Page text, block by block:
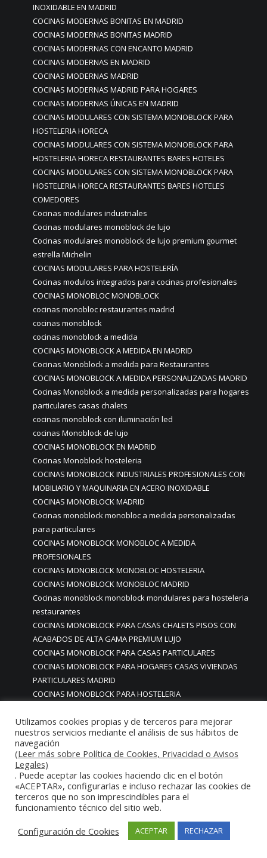
INOXIDABLE EN MADRID
COCINAS MODERNAS BONITAS EN MADRID
COCINAS MODERNAS BONITAS MADRID
COCINAS MODERNAS CON ENCANTO MADRID
COCINAS MODERNAS EN MADRID
COCINAS MODERNAS MADRID
COCINAS MODERNAS MADRID PARA HOGARES
COCINAS MODERNAS ÚNICAS EN MADRID
COCINAS MODULARES CON SISTEMA MONOBLOCK PARA
HOSTELERIA HORECA
COCINAS MODULARES CON SISTEMA MONOBLOCK PARA
HOSTELERIA HORECA RESTAURANTES BARES HOTELES
COCINAS MODULARES CON SISTEMA MONOBLOCK PARA
HOSTELERIA HORECA RESTAURANTES BARES HOTELES
COMEDORES
Cocinas modulares industriales
Cocinas modulares monoblock de lujo
Cocinas modulares monoblock de lujo premium gourmet
estrella Michelin
COCINAS MODULARES PARA HOSTELERÍA
Cocinas modulos integrados para cocinas profesionales
COCINAS MONOBLOC MONOBLOCK
cocinas monobloc restaurantes madrid
cocinas monoblock
cocinas monoblock a medida
COCINAS MONOBLOCK A MEDIDA EN MADRID
Cocinas Monoblock a medida para Restaurantes
COCINAS MONOBLOCK A MEDIDA PERSONALIZADAS MADRID
Cocinas Monoblock a medida personalizadas para hogares
particulares casas chalets
cocinas monoblock con iluminación led
cocinas Monoblock de lujo
COCINAS MONOBLOCK EN MADRID
Cocinas Monoblock hosteleria
COCINAS MONOBLOCK INDUSTRIALES PROFESIONALES CON
MOBILIARIO Y MAQUINARIA EN ACERO INOXIDABLE
COCINAS MONOBLOCK MADRID
Cocinas monoblock monobloc a medida personalizadas
para particulares
COCINAS MONOBLOCK MONOBLOC A MEDIDA
PROFESIONALES
COCINAS MONOBLOCK MONOBLOC HOSTELERIA
COCINAS MONOBLOCK MONOBLOC MADRID
Cocinas monoblock monoblock mondulares para hosteleria
restaurantes
COCINAS MONOBLOCK PARA CASAS CHALETS PISOS CON
ACABADOS DE ALTA GAMA PREMIUM LUJO
COCINAS MONOBLOCK PARA CASAS PARTICULARES
COCINAS MONOBLOCK PARA HOGARES CASAS VIVIENDAS
PARTICULARES MADRID
COCINAS MONOBLOCK PARA HOSTELERIA
Cocinas monoblock personalizadas a medida
COCINAS MONOBLOCK PROFESIONALES A MEDIDA
PERSONALIZADAS MADRID
COCINAS MONOBLOCK Y BARRAS A MEDIDA RESTAURANTES
MADRIDD
Cocinas para chef amateur
COCINAS PARA COMEDORES EMPRESAS
COCINAS PARA FOODTRUCKS FOOD TRUCK
Utilizamos cookies propias y de terceros para mejorar
nuestros servicios mediante el análisis de sus hábitos de
navegación
(Leer más sobre Política de Cookies, Privacidad o Avisos
Legales)
. Puede aceptar las cookies haciendo clic en el botón
«ACEPTAR», configurarlas e incluso rechazar las cookies de
terceros que no son imprescindibles para el
funcionamiento técnico del sitio web.
Configuración de Cookies
ACEPTAR RECHAZAR